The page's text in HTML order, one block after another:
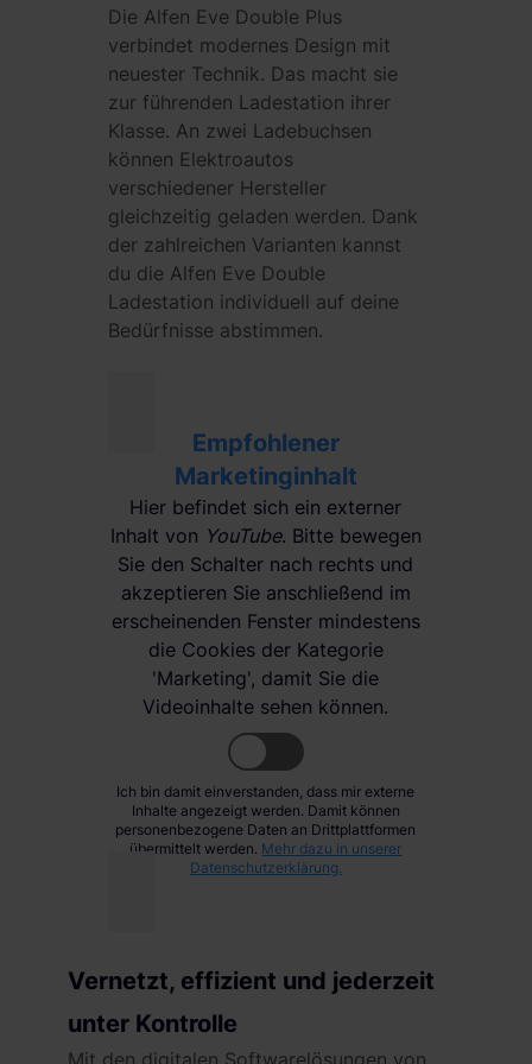
Die Alfen Eve Double Plus
verbindet modernes Design mit
neuester Technik. Das macht sie
zur führenden Ladestation ihrer
Klasse. An zwei Ladebuchsen
können Elektroautos
verschiedener Hersteller
gleichzeitig geladen werden. Dank
der zahlreichen Varianten kannst
du die Alfen Eve Double
Ladestation individuell auf deine
Bedürfnisse abstimmen.
Empfohlener
Marketinginhalt
Hier befindet sich ein externer
Inhalt von YouTube. Bitte bewegen
Sie den Schalter nach rechts und
akzeptieren Sie anschließend im
erscheinenden Fenster mindestens
die Cookies der Kategorie
'Marketing', damit Sie die
Videoinhalte sehen können.
Ich bin damit einverstanden, dass mir externe
Inhalte angezeigt werden. Damit können
personenbezogene Daten an Drittplattformen
übermittelt werden. Mehr dazu in unserer
Datenschutzerklärung.
Vernetzt, effizient und jederzeit
unter Kontrolle
Mit den digitalen Softwarelösungen von